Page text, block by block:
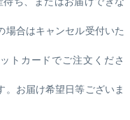
合はキャンセル受付いた
トカードでご注文くださ
お届け希望日等ございま